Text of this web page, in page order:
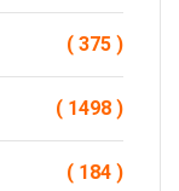
( 375 )
( 1498 )
( 184 )